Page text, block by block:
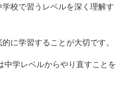
校で習うレベルを深く理解す
に学習することが大切です。
中学レベルからやり直すことを